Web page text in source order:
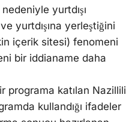
yurtdışı
yurtdışına yerleştiğini
içerik sitesi) fenomeni
bir iddianame daha
programa katılan Nazillili
kullandığı ifadeler